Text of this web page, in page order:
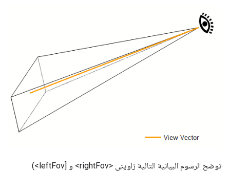
توضح الرسوم البيانية التالية زاويتي <rightFov> و [leftFov>)